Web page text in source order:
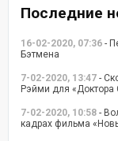
Последние
16-02-2020, 07:36 -
Бэтмена
7-02-2020, 13:47 -
Рэйми для «Доктора
7-02-2020, 10:58 -
кадрах фильма